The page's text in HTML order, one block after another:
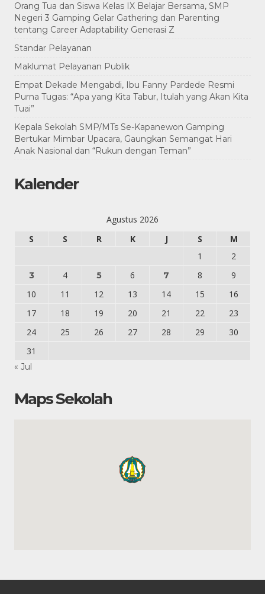
Orang Tua dan Siswa Kelas IX Belajar Bersama, SMP
Negeri 3 Gamping Gelar Gathering dan Parenting
tentang Career Adaptability Generasi Z
Standar Pelayanan
Maklumat Pelayanan Publik
Empat Dekade Mengabdi, Ibu Fanny Pardede Resmi
Purna Tugas: “Apa yang Kita Tabur, Itulah yang Akan Kita
Tuai”
Kepala Sekolah SMP/MTs Se-Kapanewon Gamping
Bertukar Mimbar Upacara, Gaungkan Semangat Hari
Anak Nasional dan “Rukun dengan Teman”
Kalender
Agustus 2026
S
S R K J S
M
1
2
3 4 5 6 7 8
9
10
11 12 13 14 15
16
17
18 19 20 21 22
23
24
25 26 27 28 29
30
31
« Jul
Maps Sekolah